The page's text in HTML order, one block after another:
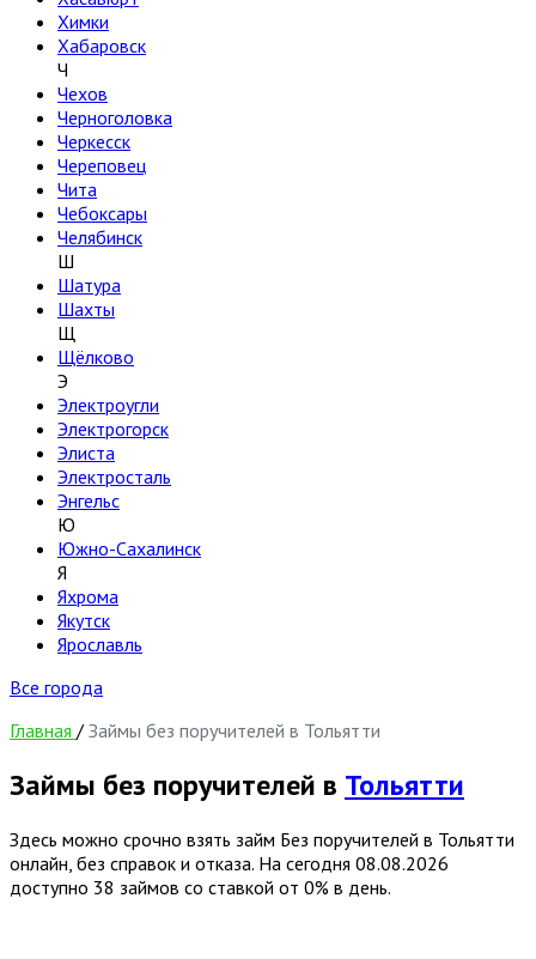
Химки
Хабаровск
Ч
Чехов
Черноголовка
Черкесск
Череповец
Чита
Чебоксары
Челябинск
Ш
Шатура
Шахты
Щ
Щёлково
Э
Электроугли
Электрогорск
Элиста
Электросталь
Энгельс
Ю
Южно-Сахалинск
Я
Яхрома
Якутск
Ярославль
Все города
Главная / Займы без поручителей в Тольятти
Займы без поручителей в Тольятти
Здесь можно срочно взять займ Без поручителей в Тольятти
онлайн, без справок и отказа. На сегодня 08.08.2026
доступно 38 займов со ставкой от 0% в день.